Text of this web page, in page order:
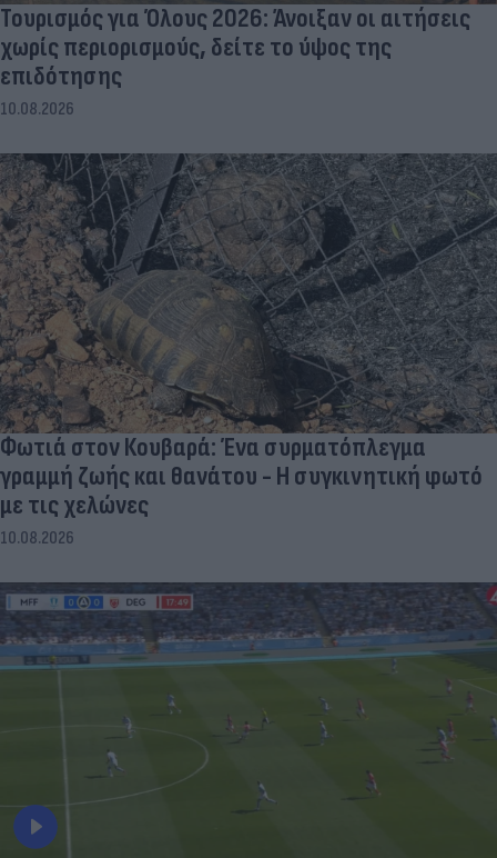
Τουρισμός για Όλους 2026: Άνοιξαν οι αιτήσεις
χωρίς περιορισμούς, δείτε το ύψος της
επιδότησης
10.08.2026
Φωτιά στον Κουβαρά: Ένα συρματόπλεγμα
γραμμή ζωής και θανάτου - Η συγκινητική φωτό
με τις χελώνες
10.08.2026